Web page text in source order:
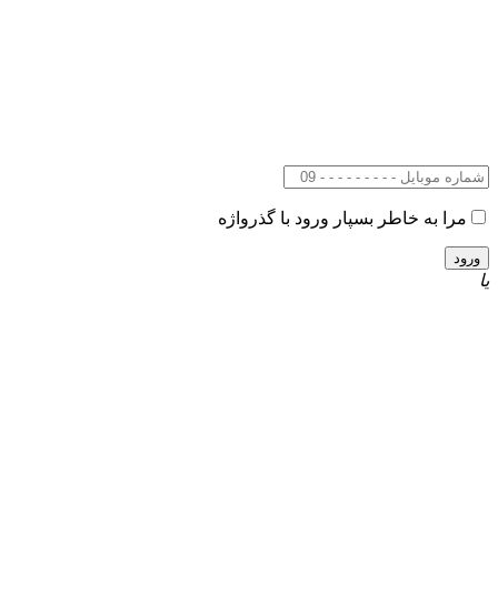
مرا به خاطر بسپار ورود با گذرواژه
یا